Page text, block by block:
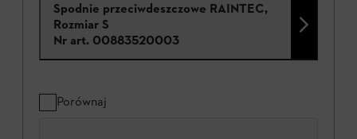
Spodnie przeciwdeszczowe RAINTEC,
Rozmiar S
Nr art. 00883520003
Porównaj